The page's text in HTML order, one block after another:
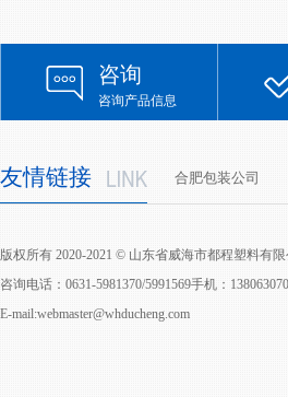
咨询
咨询产品信息
友情链接 合肥包装公司
版权所有 2020-2021 © 山东省威海市都程塑料有
咨询电话：0631-5981370/5991569手机：
E-mail:webmaster@whducheng.com